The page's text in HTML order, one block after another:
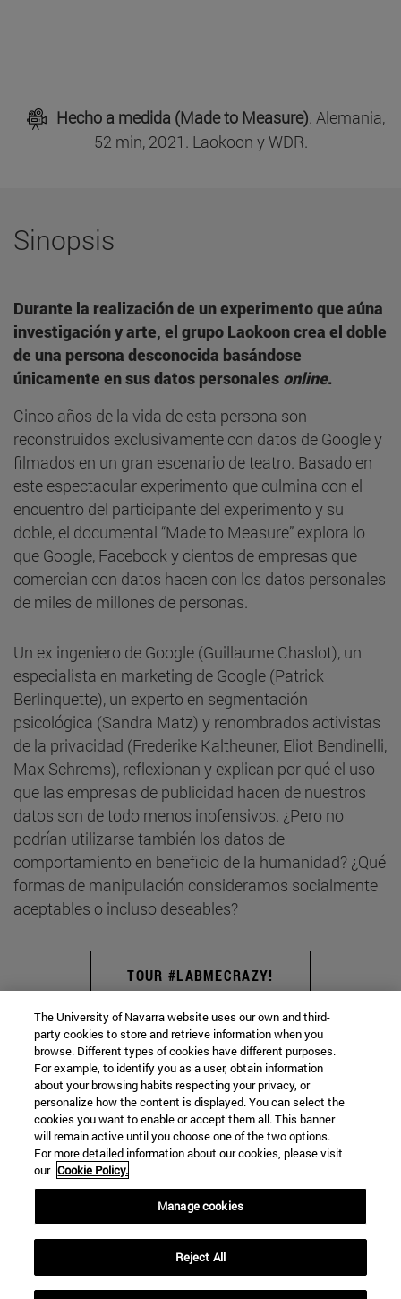
Hecho a medida (Made to Measure). Alemania,
52 min, 2021. Laokoon y WDR.
Sinopsis
Durante la realización de un experimento que aúna
investigación y arte, el grupo Laokoon crea el doble
de una persona desconocida basándose
únicamente en sus datos personales online.
Cinco años de la vida de esta persona son
reconstruidos exclusivamente con datos de Google y
filmados en un gran escenario de teatro. Basado en
este espectacular experimento que culmina con el
encuentro del participante del experimento y su
doble, el documental “Made to Measure” explora lo
que Google, Facebook y cientos de empresas que
comercian con datos hacen con los datos personales
de miles de millones de personas.
Un ex ingeniero de Google (Guillaume Chaslot), un
especialista en marketing de Google (Patrick
Berlinquette), un experto en segmentación
psicológica (Sandra Matz) y renombrados activistas
de la privacidad (Frederike Kaltheuner, Eliot Bendinelli,
Max Schrems), reflexionan y explican por qué el uso
que las empresas de publicidad hacen de nuestros
datos son de todo menos inofensivos. ¿Pero no
podrían utilizarse también los datos de
comportamiento en beneficio de la humanidad? ¿Qué
formas de manipulación consideramos socialmente
aceptables o incluso deseables?
TOUR #LABMECRAZY!
Museo de Ciencias · Universidad de
Navarra
C/ Irunlarrea, 1
Navarra
España
Tel. +34 948 425600 (Ext: 806649)
The University of Navarra website uses our own and third-
party cookies to store and retrieve information when you
browse. Different types of cookies have different purposes.
For example, to identify you as a user, obtain information
about your browsing habits respecting your privacy, or
personalize how the content is displayed. You can select the
cookies you want to enable or accept them all. This banner
will remain active until you choose one of the two options.
For more detailed information about our cookies, please visit
our Cookie Policy.
Manage cookies
Reject All